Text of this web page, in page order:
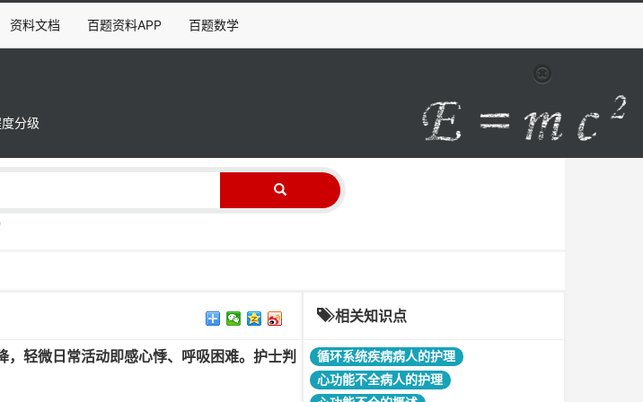
资料文档 百题资料APP 百题数学
分级
轻微日常活动即感心悸、呼吸困难。护士判
相关知识点
循环系统疾病病人的护理
心功能不全病人的护理